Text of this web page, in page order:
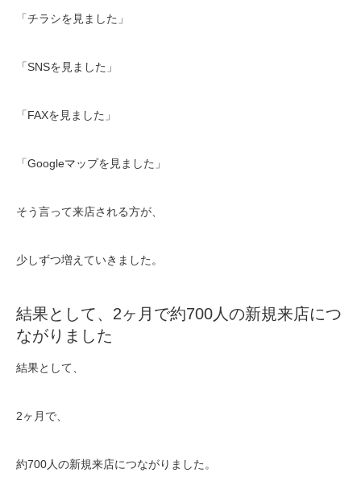
「チラシを見ました」
「SNSを見ました」
「FAXを見ました」
「Googleマップを見ました」
そう言って来店される方が、
少しずつ増えていきました。
結果として、2ヶ月で約700人の新規来店につ
ながりました
結果として、
2ヶ月で、
約700人の新規来店につながりました。